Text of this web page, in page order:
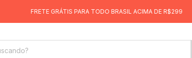
FRETE GRÁTIS PARA TODO BRASIL ACIMA DE R$299 6X